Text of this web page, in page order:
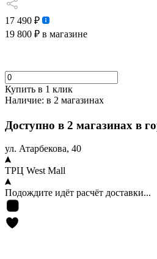
17 490 ₽
19 800 ₽ в магазине
Купить в 1 клик
Наличие: в 2 магазинах
Доступно в 2 магазинах в
ул. Атарбекова, 40
ТРЦ West Mall
Подождите идёт расчёт доставки...